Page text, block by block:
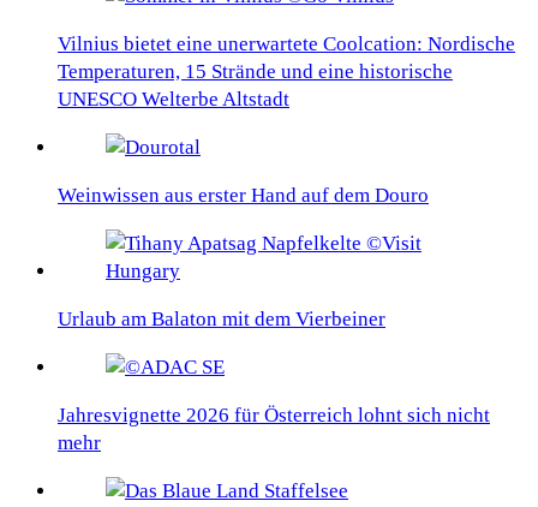
Vilnius bietet eine unerwartete Coolcation: Nordische
Temperaturen, 15 Strände und eine historische
UNESCO Welterbe Altstadt
Weinwissen aus erster Hand auf dem Douro
Urlaub am Balaton mit dem Vierbeiner
Jahresvignette 2026 für Österreich lohnt sich nicht
mehr